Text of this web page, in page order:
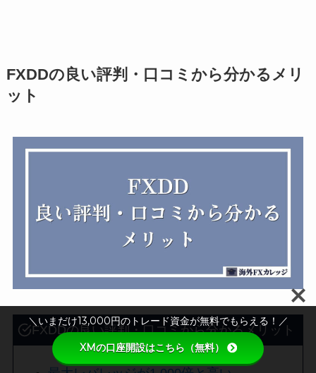
FXDDの良い評判・口コミから分かるメリ
ット
FXDDの良い評判・口コミから分かるメリット
＼いまだけ13,000円のトレード資金が無料でもらえる！／
XMの口座開設はこちら（無料）